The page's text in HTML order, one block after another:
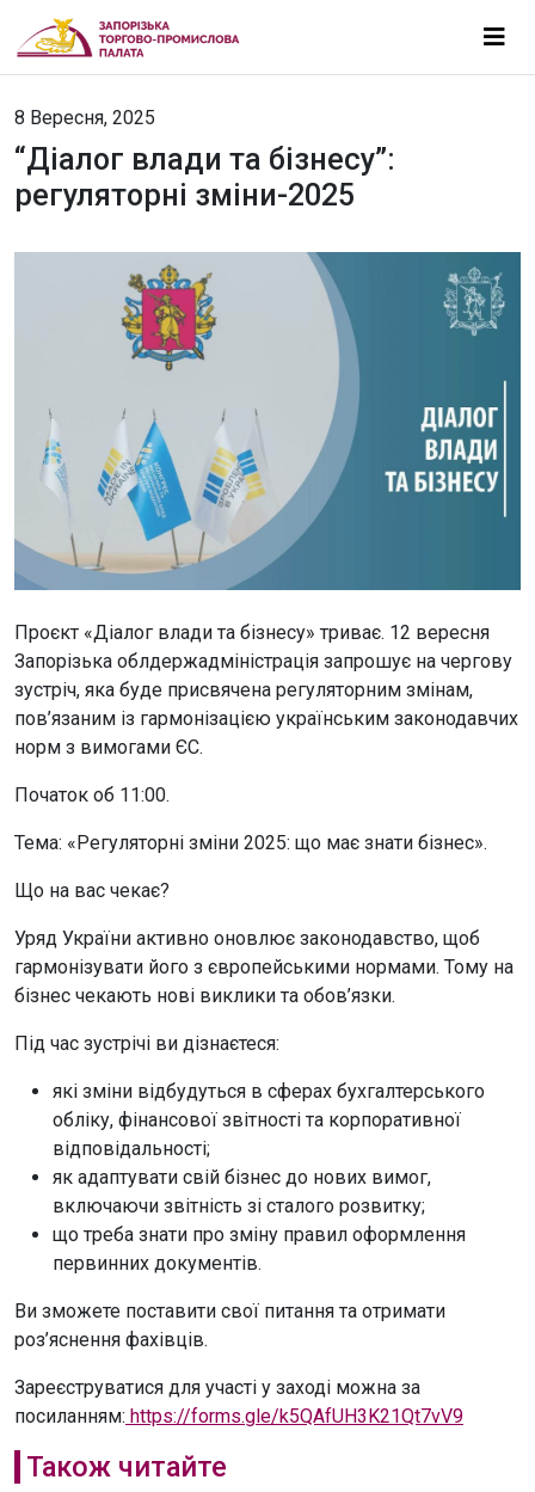
8 Вересня, 2025
“Діалог влади та бізнесу”:
регуляторні зміни-2025
Проєкт «Діалог влади та бізнесу» триває. 12 вересня
Запорізька облдержадміністрація запрошує на чергову
зустріч, яка буде присвячена регуляторним змінам,
пов’язаним із гармонізацією українським законодавчих
норм з вимогами ЄС.
Початок об 11:00.
Тема: «Регуляторні зміни 2025: що має знати бізнес».
Що на вас чекає?
Уряд України активно оновлює законодавство, щоб
гармонізувати його з європейськими нормами. Тому на
бізнес чекають нові виклики та обов’язки.
Під час зустрічі ви дізнаєтеся:
які зміни відбудуться в сферах бухгалтерського
обліку, фінансової звітності та корпоративної
відповідальності;
як адаптувати свій бізнес до нових вимог,
включаючи звітність зі сталого розвитку;
що треба знати про зміну правил оформлення
первинних документів.
Ви зможете поставити свої питання та отримати
роз’яснення фахівців.
Зареєструватися для участі у заході можна за
посиланням: https://forms.gle/k5QAfUH3K21Qt7vV9
Також читайте